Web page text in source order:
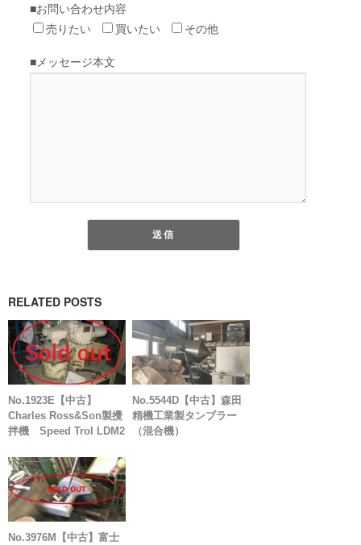
RELATED POSTS
No.1923E【中古】
Charles Ross&Son製攪
拌機 Speed Trol LDM2
No.5544D【中古】森田
精機工業製タンブラー
（混合機）
No.3976M【中古】富士